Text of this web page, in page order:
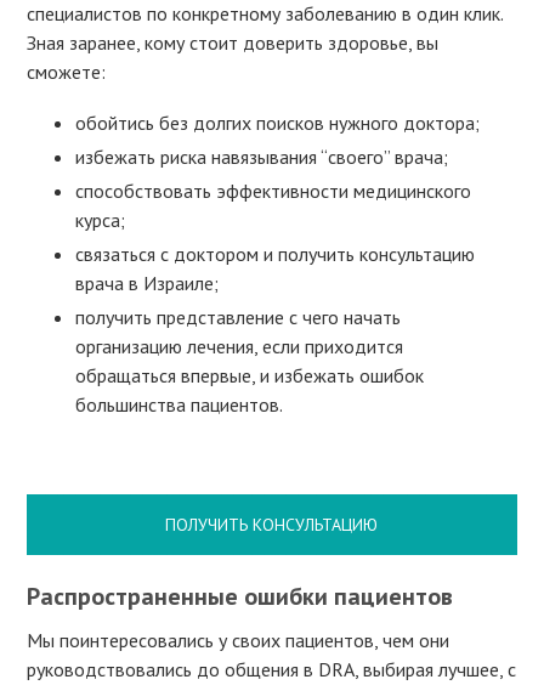
специалистов по конкретному заболеванию в один клик.
Зная заранее, кому стоит доверить здоровье, вы
сможете:
обойтись без долгих поисков нужного доктора;
избежать риска навязывания “своего” врача;
способствовать эффективности медицинского
курса;
связаться с доктором и получить консультацию
врача в Израиле;
получить представление с чего начать
организацию лечения, если приходится
обращаться впервые, и избежать ошибок
большинства пациентов.
ПОЛУЧИТЬ КОНСУЛЬТАЦИЮ
Распространенные ошибки пациентов
Мы поинтересовались у своих пациентов, чем они
руководствовались до общения в DRA, выбирая лучшее, с